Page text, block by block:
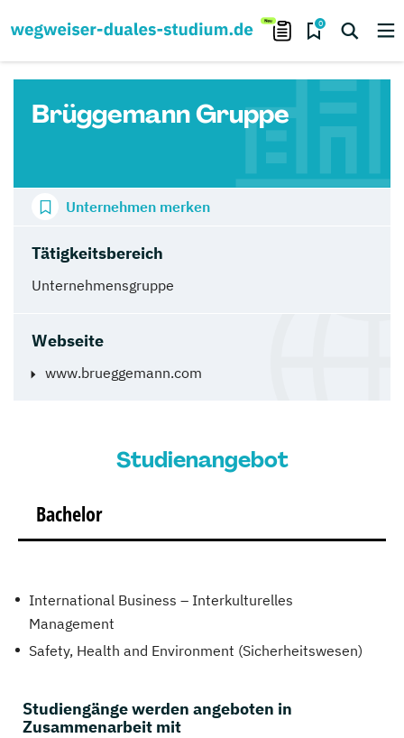
0
Brüggemann Gruppe
Tätigkeitsbereich
Unternehmensgruppe
Webseite
www.brueggemann.com
Unternehmen merken
Studienangebot
Bachelor
International Business – Interkulturelles
Management
Safety, Health and Environment (Sicherheitswesen)
Studiengänge werden angeboten in
Zusammenarbeit mit